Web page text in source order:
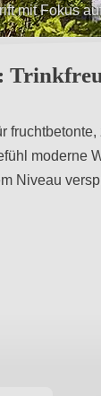
Lössböden
moderne
Niveau